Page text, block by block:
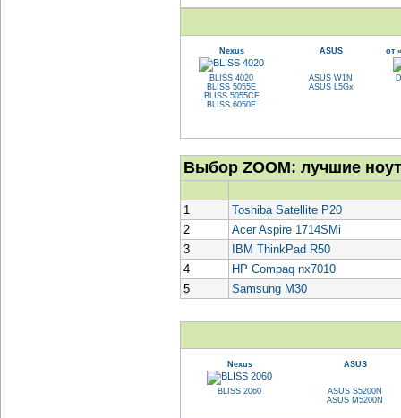
Nexus ASUS от
BLISS 4020
BLISS 5055E
BLISS 5055CE
BLISS 6050E
ASUS W1N
ASUS L5Gx
Выбор ZOOM: лучшие
1
Toshiba Satellite P20
2
Acer Aspire 1714SMi
3
IBM ThinkPad R50
4
HP Compaq nx7010
5
Samsung M30
Nexus ASUS
BLISS 2060
ASUS S5200N
ASUS M5200N